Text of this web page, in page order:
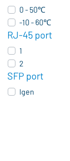
0 - 50℃
-10 - 60℃
RJ-45 port
1
2
SFP port
Igen